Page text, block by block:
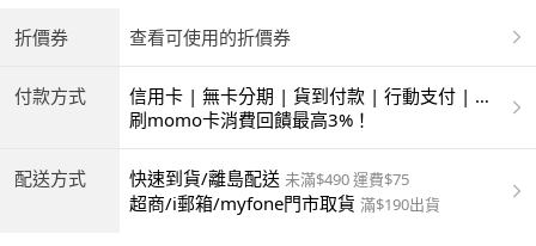
折價券 查看可使用的折價券
付款方式
信用卡 | 無卡分期 | 貨到付款 | 行動支付 | 超
商付款 | ATM | 銀聯卡
刷momo卡消費回饋最高3%！
配送方式 快速到貨/離島配送 未滿$490 運費$75
超商/i郵箱/myfone門市取貨 滿$190出貨